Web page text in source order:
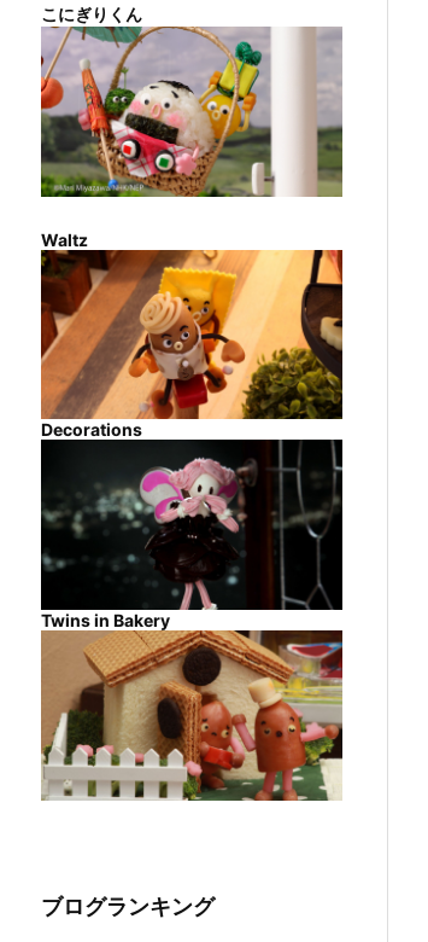
こにぎりくん
Waltz
Decorations
Twins in Bakery
ブログランキング